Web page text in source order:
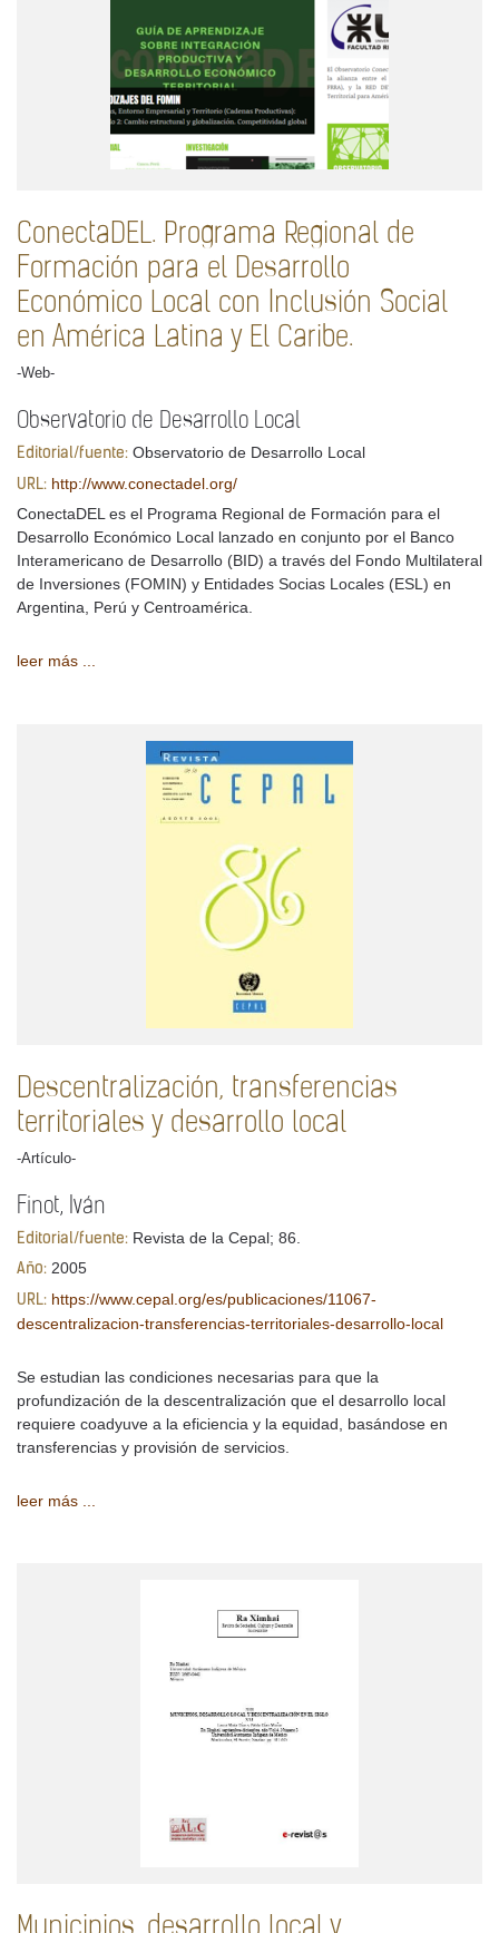
ConectaDEL. Programa Regional de
Formación para el Desarrollo
Económico Local con Inclusión Social
en América Latina y El Caribe.
-Web-
Observatorio de Desarrollo Local
Editorial/fuente: Observatorio de Desarrollo Local
URL: http://www.conectadel.org/
ConectaDEL es el Programa Regional de Formación para el
Desarrollo Económico Local lanzado en conjunto por el Banco
Interamericano de Desarrollo (BID) a través del Fondo Multilateral
de Inversiones (FOMIN) y Entidades Socias Locales (ESL) en
Argentina, Perú y Centroamérica.
leer más ...
Descentralización, transferencias
territoriales y desarrollo local
-Artículo-
Finot, Iván
Editorial/fuente: Revista de la Cepal; 86.
Año: 2005
URL: https://www.cepal.org/es/publicaciones/11067-
descentralizacion-transferencias-territoriales-desarrollo-local
Se estudian las condiciones necesarias para que la
profundización de la descentralización que el desarrollo local
requiere coadyuve a la eficiencia y la equidad, basándose en
transferencias y provisión de servicios.
leer más ...